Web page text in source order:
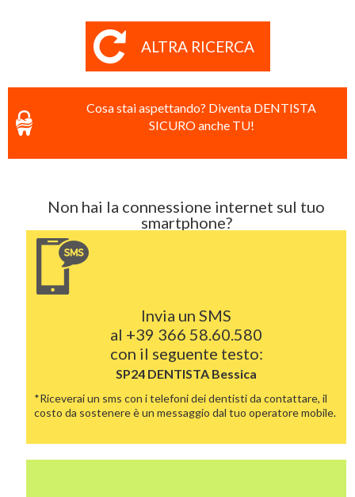
ALTRA RICERCA
Cosa stai aspettando? Diventa DENTISTA
SICURO anche TU!
Non hai la connessione internet sul tuo
smartphone?
Invia un SMS
al +39 366 58.60.580
con il seguente testo:
SP24 DENTISTA Bessica
*Riceverai un sms con i telefoni dei dentisti da contattare, il
costo da sostenere è un messaggio dal tuo operatore mobile.